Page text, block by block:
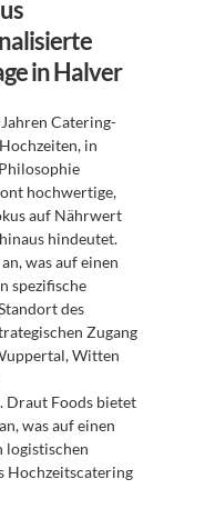
in Halver
Catering-
in
hochwertige,
auf Nährwert
hindeutet.
was auf einen
spezifische
des
Zugang
Witten
Draut Foods bietet
was auf einen
logistischen
Hochzeitscatering